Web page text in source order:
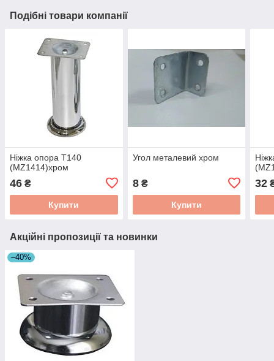
Подібні товари компанії
Ніжка опора T140
(MZ1414)хром
46 ₴
Купити
Угол металевий хром
8₴
Купити
32
Акційні пропозиції та новинки
–40%